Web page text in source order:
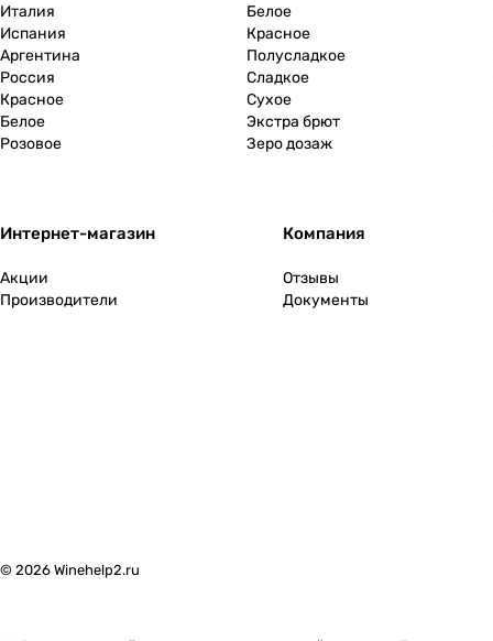
2006(1
2007
2008
2012(1)
Италия
Испания
Аргентина
Россия
Красное
Белое
Розовое
Белое
Красное
Полусладкое
Сладкое
Сухое
Экстра брют
Зеро дозаж
Интернет-магазин
Акции
Производители
Компания
Отзывы
Документы
© 2026 Winehelp2.ru